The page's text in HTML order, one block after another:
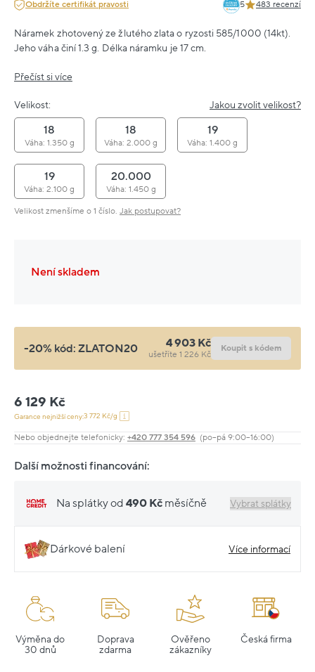
Obdržíte certifikát pravosti 5 483 recenzí
Náramek zhotovený ze žlutého zlata o ryzosti 585/1000 (14kt).
Jeho váha činí 1.3 g. Délka náramku je 17 cm.
Přečíst si více
Velikost: Jakou zvolit velikost?
18
Váha: 1.350 g
18
Váha: 2.000 g
19
Váha: 1.400 g
19
Váha: 2.100 g
20.000
Váha: 1.450 g
Velikost zmenšíme o 1 číslo. Jak postupovat?
Není skladem
-20% kód: ZLATON20 4 903 Kč
ušetříte 1 226 Kč
Koupit s kódem
6 129 Kč
Garance nejnižší ceny:3 772 Kč/g
Nebo objednejte telefonicky: +420 777 354 596 (po–pá 9:00–16:00)
Další možnosti financování:
Na splátky od 490 Kč měsíčně Vybrat splátky
Dárkové balení Více informací
Výměna do
30 dnů
Doprava
zdarma
Ověřeno
zákazníky
Česká firma